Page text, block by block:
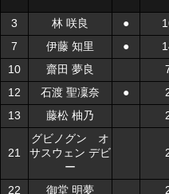
3 林 咲良
●
7
伊藤 知里
●
10
齋田 夢良
12
石渡 聖凜奈
●
13
藤松 柚乃
21
グビノグン オ
サスウェン デビ
ー
22
御堂 明夢
3 林 咲良 ●
7
伊藤 知里 ●
10
齋田 夢良
12
石渡 聖凜奈 ●
13
藤松 柚乃
21
グビノグン オ
サスウェン デビ
ー
22 御堂 明夢